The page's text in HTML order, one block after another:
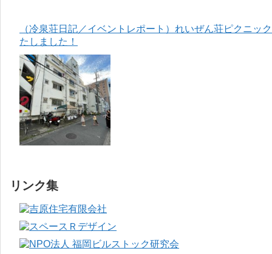
（冷泉荘日記／イベントレポート）れいぜん荘ピクニッ
たしました！
リンク集